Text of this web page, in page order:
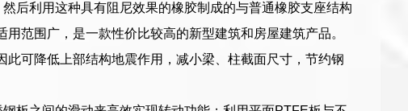
后利用这种具有阻尼效果的橡胶制成的与普通橡胶支座结构
范围广，是一款性价比较高的新型建筑和房屋建筑产品。
可降低上部结构地震作用，减小梁、柱截面尺寸，节约钢